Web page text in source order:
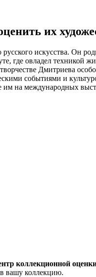
их
искусства. Он
где овладел техникой
Дмитриева
событиями и
на международных
коллекционной
вашу коллекцию.